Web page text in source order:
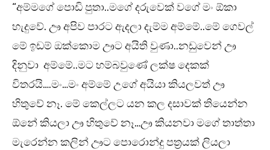
“අම්මගේ පොඩි පුතා..මගේ දරුවෙක් වගේ මං ඕකා
හැදුවේ. ඌ අපිව පාරට ඇදලා දැම්ම අම්මේ..මේ ගෙවල්
මේ ඉඩම් ඔක්කොම ඌට අයිති වුණා..නඩුවෙන් ඌ
දිනුවා අම්මේ..මට හම්බවුණේ ලක්ෂ දෙකක්
විතරයි….මං…මං අම්මේ උගේ අයියා කියලවත් ඌ
හිතුවේ නෑ. මේ කෙල්ලට යන කල දසාවක් තියෙන්න
ඕනේ කියලා ඌ හිතුවේ නෑ…ඌ කියනවා මගේ තාත්තා
මැරෙන්න කලින් ඌට පොරොන්දු පත්‍රයක් ලියලා